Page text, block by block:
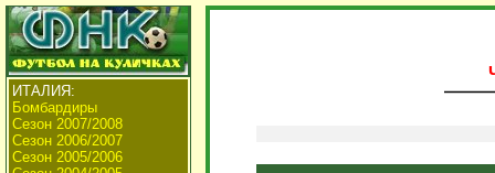
ИТАЛИЯ:
Бомбардиры
Сезон 2007/2008
Сезон 2006/2007
Сезон 2005/2006